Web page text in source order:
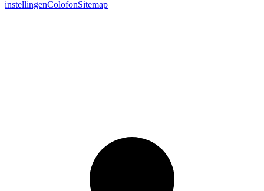
instellingenColofonSitemap